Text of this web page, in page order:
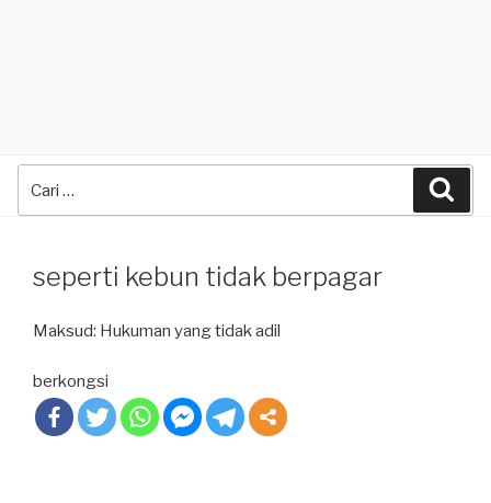
seperti kebun tidak berpagar
Maksud: Hukuman yang tidak adil
berkongsi